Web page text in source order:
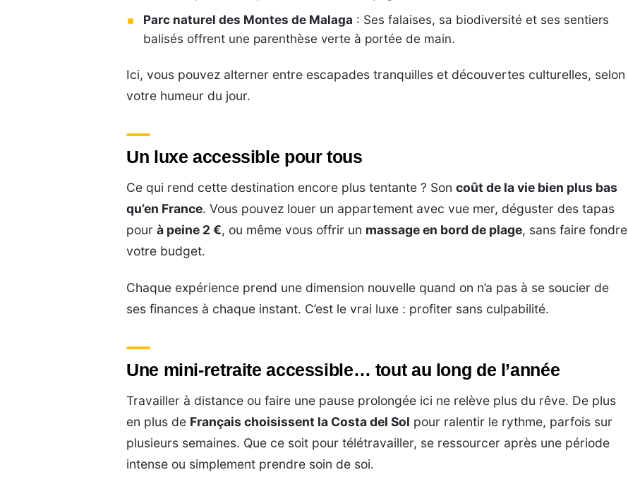
Parc naturel des Montes de Malaga : Ses falaises, sa biodiversité et ses sentiers
balisés offrent une parenthèse verte à portée de main.
Ici, vous pouvez alterner entre escapades tranquilles et découvertes culturelles, selon
votre humeur du jour.
Un luxe accessible pour tous
Ce qui rend cette destination encore plus tentante ? Soncoût de la vie bien plus bas
qu’en France. Vous pouvez louer un appartement avec vue mer, déguster des tapas
pourà peine 2 €, ou même vous offrir un massage en bord de plage, sans faire fondre
votre budget.
Chaque expérience prend une dimension nouvelle quand on n’a pas à se soucier de
ses finances à chaque instant. C’est le vrai luxe : profiter sans culpabilité.
Une mini-retraite accessible… tout au long de l’année
Travailler à distance ou faire une pause prolongée ici ne relève plus du rêve. De plus
en plus de Français choisissent la Costa del Sol pour ralentir le rythme, parfois sur
plusieurs semaines. Que ce soit pour télétravailler, se ressourcer après une période
intense ou simplement prendre soin de soi.